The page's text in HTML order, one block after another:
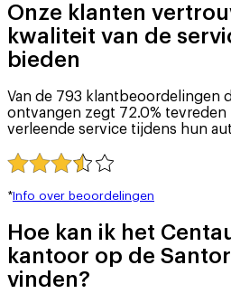
Onze klanten
kwaliteit van de
bieden
Van de 793 klantbeoordelingen
ontvangen zegt 72.0% tevreden
verleende service tijdens hun
*Info over beoordelingen
Hoe kan ik het
kantoor op de
vinden?